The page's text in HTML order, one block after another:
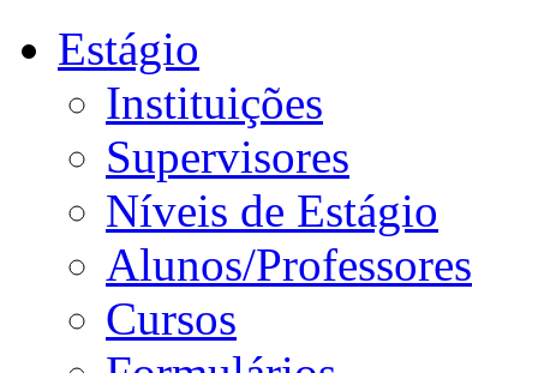
Estágio
Instituições
Supervisores
Níveis de Estágio
Alunos/Professores
Cursos